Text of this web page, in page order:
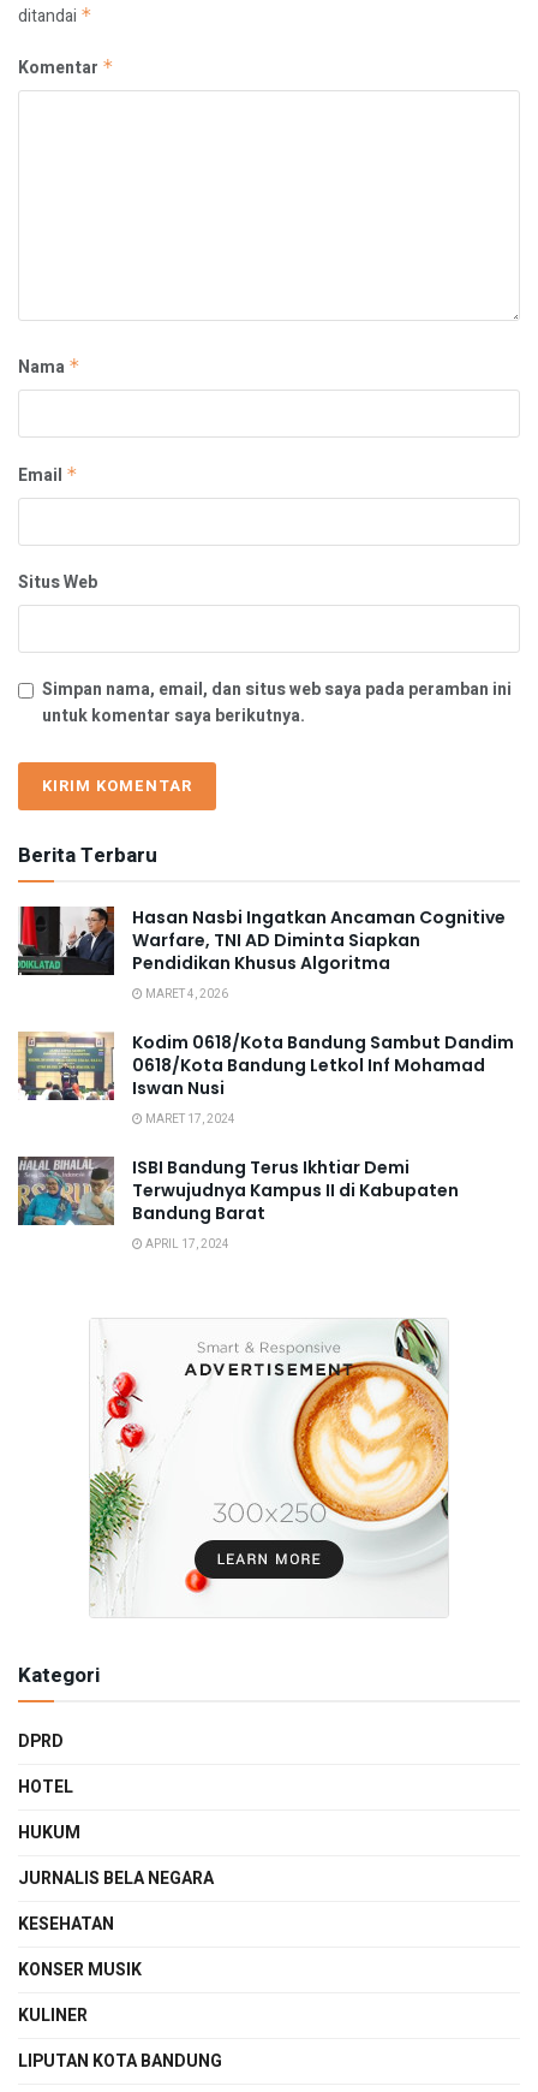
ditandai *
Komentar *
Nama *
Email *
Situs Web
Simpan nama, email, dan situs web saya pada peramban ini
untuk komentar saya berikutnya.
Berita Terbaru
Hasan Nasbi Ingatkan Ancaman Cognitive
Warfare, TNI AD Diminta Siapkan
Pendidikan Khusus Algoritma
MARET 4, 2026
Kodim 0618/Kota Bandung Sambut Dandim
0618/Kota Bandung Letkol Inf Mohamad
Iswan Nusi
MARET 17, 2024
ISBI Bandung Terus Ikhtiar Demi
Terwujudnya Kampus II di Kabupaten
Bandung Barat
APRIL 17, 2024
Kategori
DPRD
HOTEL
HUKUM
JURNALIS BELA NEGARA
KESEHATAN
KONSER MUSIK
KULINER
LIPUTAN KOTA BANDUNG